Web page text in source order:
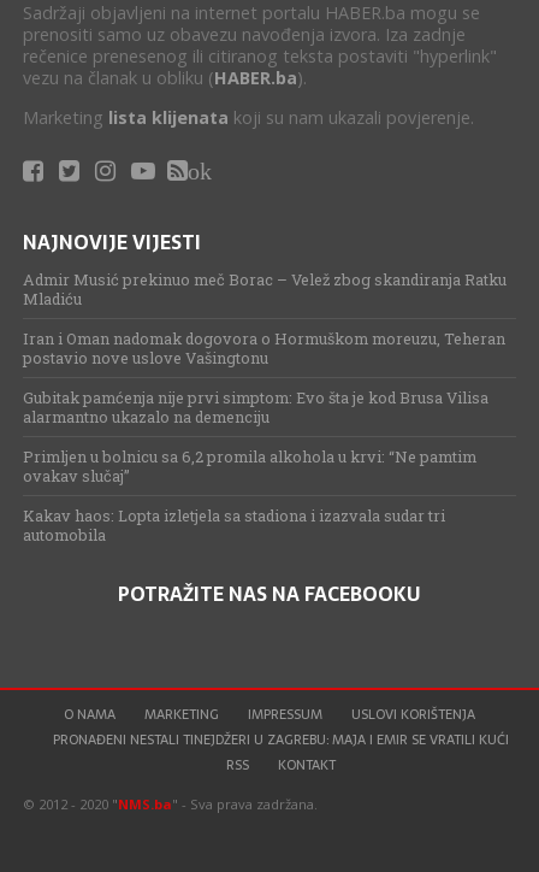
Sadržaji objavljeni na internet portalu HABER.ba mogu se
prenositi samo uz obavezu navođenja izvora. Iza zadnje
rečenice prenesenog ili citiranog teksta postaviti "hyperlink"
vezu na članak u obliku (HABER.ba).
Marketing lista klijenata koji su nam ukazali povjerenje.
ok
NAJNOVIJE VIJESTI
Admir Musić prekinuo meč Borac – Velež zbog skandiranja Ratku
Mladiću
Iran i Oman nadomak dogovora o Hormuškom moreuzu, Teheran
postavio nove uslove Vašingtonu
Gubitak pamćenja nije prvi simptom: Evo šta je kod Brusa Vilisa
alarmantno ukazalo na demenciju
Primljen u bolnicu sa 6,2 promila alkohola u krvi: “Ne pamtim
ovakav slučaj”
Kakav haos: Lopta izletjela sa stadiona i izazvala sudar tri
automobila
POTRAŽITE NAS NA FACEBOOKU
O NAMA MARKETING IMPRESSUM
USLOVI KORIŠTENJA
PRONAĐENI NESTALI TINEJDŽERI U ZAGREBU: MAJA I EMIR SE VRATILI KUĆI
RSS
KONTAKT
© 2012 - 2020 "NMS.ba" - Sva prava zadržana.